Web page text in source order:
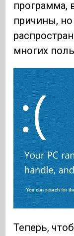
программа,
причины, но
многих
Теперь,